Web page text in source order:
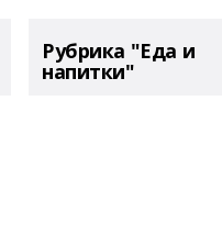
Рубрика "Еда и
напитки"